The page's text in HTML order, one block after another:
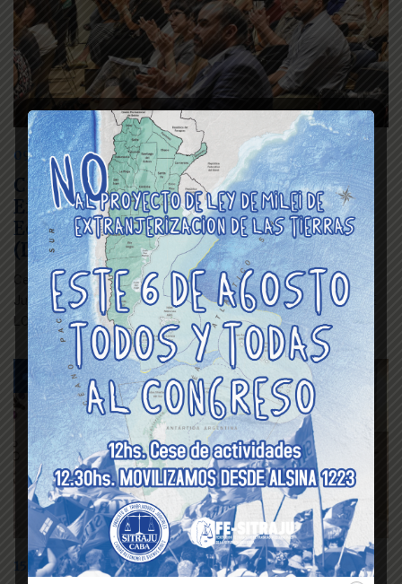
09 diciembre 2019
Cupo Laboral Travesti Trans.
Exigibilidad de los Derechos
Económicos Sociales y Culturales
(DESC)
Celebramos la capacitación junto al Centro de Formación
Judicial “CUPO LABORAL TRAVESTI TRANS. EXIGIBILIDAD DE
LOS DESC”
Género y Diversidad
15 agosto 2019